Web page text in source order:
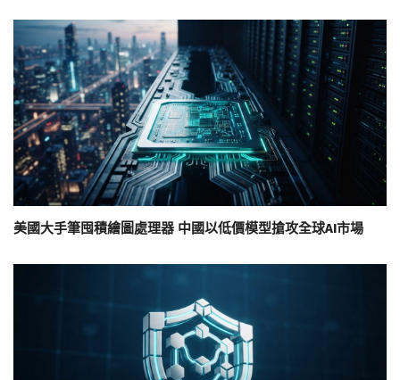
美國大手筆囤積繪圖處理器 中國以低價模型搶攻全球AI市場